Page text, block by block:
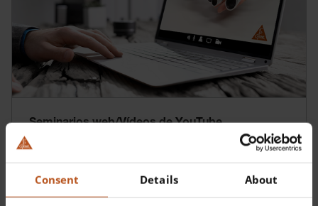
Consent Details About
Seminarios web/Vídeos de YouTube